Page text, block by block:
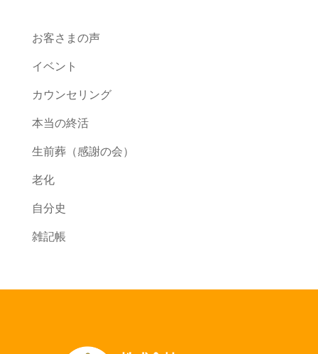
お客さまの声
イベント
カウンセリング
本当の終活
生前葬（感謝の会）
老化
自分史
雑記帳